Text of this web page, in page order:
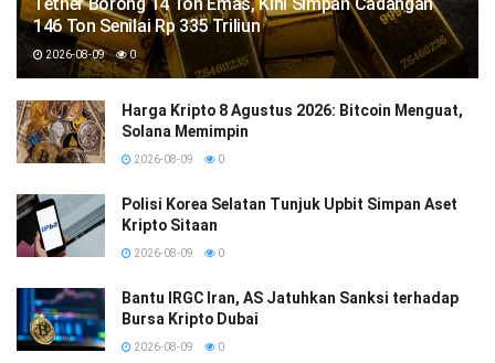
Tether Borong 14 Ton Emas, Kini Simpan Cadangan
146 Ton Senilai Rp 335 Triliun
2026-08-09 0
Harga Kripto 8 Agustus 2026: Bitcoin Menguat,
Solana Memimpin
2026-08-09 0
Polisi Korea Selatan Tunjuk Upbit Simpan Aset
Kripto Sitaan
2026-08-09 0
Bantu IRGC Iran, AS Jatuhkan Sanksi terhadap
Bursa Kripto Dubai
2026-08-09 0